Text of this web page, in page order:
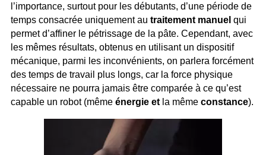
l’importance, surtout pour les débutants, d’une période de
temps consacrée uniquement au traitement manuel qui
permet d’affiner le pétrissage de la pâte. Cependant, avec
les mêmes résultats, obtenus en utilisant un dispositif
mécanique, parmi les inconvénients, on parlera forcément
des temps de travail plus longs, car la force physique
nécessaire ne pourra jamais être comparée à ce qu’est
capable un robot (même énergie et la même constance).